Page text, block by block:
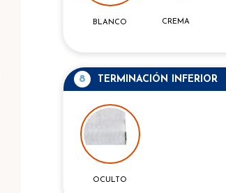
BLANCO CREMA
8 TERMINACIÓN INFERIOR
OCULTO